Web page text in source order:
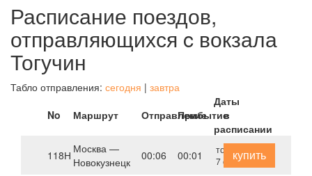
Расписание поездов,
отправляющихся c вокзала
Тогучин
Табло отправления: сегодня | завтра
No
Маршрут Отправление
Прибытие
Даты
в
расписании
118Н Москва —
Новокузнецк
00:06 00:01
только
7 сентября
купить